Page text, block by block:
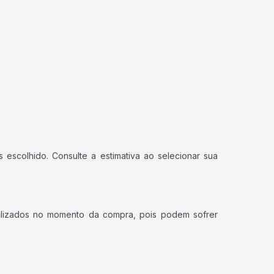
Consulte a estimativa ao selecionar sua
no momento da compra, pois podem sofrer